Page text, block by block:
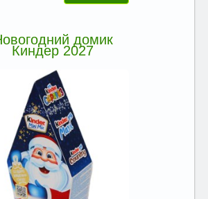
домик
Киндер 2027